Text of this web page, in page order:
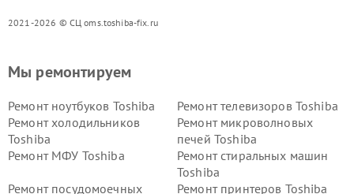
2021-2026 © СЦ oms.toshiba-fix.ru
Мы ремонтируем
Ремонт ноутбуков Toshiba
Ремонт телевизоров Toshiba
Ремонт холодильников
Toshiba
Ремонт микроволновых
печей Toshiba
Ремонт МФУ Toshiba
Ремонт стиральных машин
Toshiba
Ремонт посудомоечных
Ремонт принтеров Toshiba